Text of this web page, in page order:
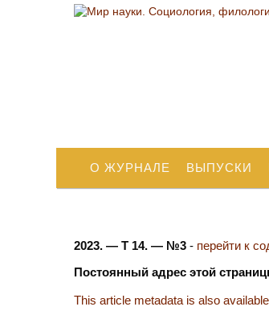
О ЖУРНАЛЕ ВЫПУСКИ
2023. — Т 14. — №3 - перейти к
Постоянный адрес этой
This article metadata is also